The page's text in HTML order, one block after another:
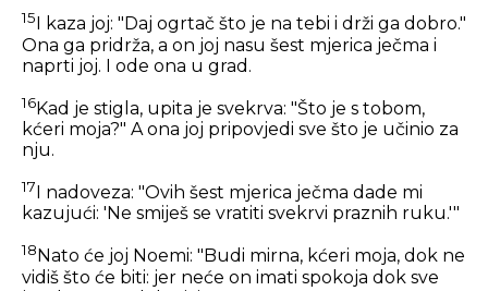
15
I kaza joj: "Daj ogrtač što je na tebi i drži ga dobro."
Ona ga pridrža, a on joj nasu šest mjerica ječma i
naprti joj. I ode ona u grad.
16Kad je stigla, upita je svekrva: "Što je s tobom,
kćeri moja?" A ona joj pripovjedi sve što je učinio za
nju.
17
I nadoveza: "Ovih šest mjerica ječma dade mi
kazujući: 'Ne smiješ se vratiti svekrvi praznih ruku.'"
18 Nato će joj Noemi: "Budi mirna, kćeri moja, dok ne
vidiš što će biti: jer neće on imati spokoja dok sve